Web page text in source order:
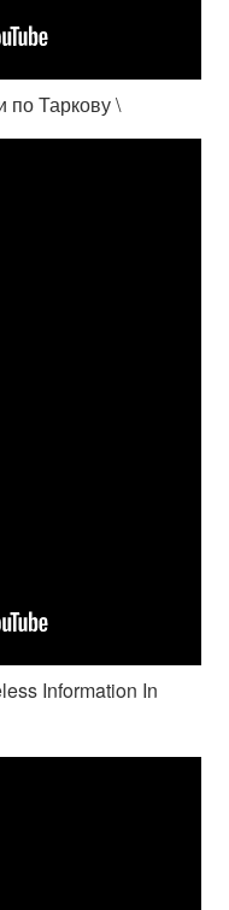
по Таркову \
Information In